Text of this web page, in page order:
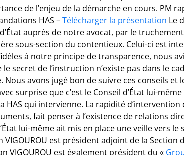
de l’enjeu de la démarche en cours.
HAS –Télécharger la présentation Le
auprès de notre avocat, par le
sous-section du contentieux. Celui-ci est
à notre principe de transparence, nous
le secret de l’instruction n’existe pas dans le
avons jugé bon de suivre ces conseils
surprise que c’est le Conseil d’État lui-
HAS qui intervienne. La rapidité
fait penser à l’existence de relations
lui-même ait mis en place une veille vers le
est président adjoint de la Section
VIGOUROU est également président du «